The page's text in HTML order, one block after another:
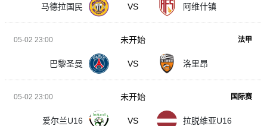
马德拉国民 VS 阿维什镇
05-02 23:00 法甲
巴黎圣曼 VS 洛里昂
未开始
05-02 23:00 国际赛
爱尔兰U16 VS 拉脱维亚U16
未开始